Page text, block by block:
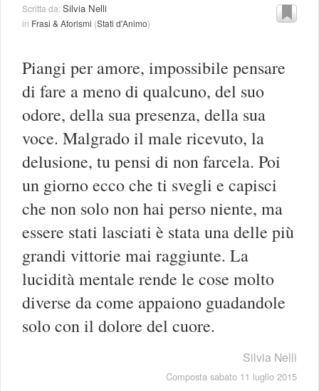
Scritta da:Silvia Nelli
in Frasi & Aforismi (Stati d'Animo)
Piangi per amore, impossibile pensare
di fare a meno di qualcuno, del suo
odore, della sua presenza, della sua
voce. Malgrado il male ricevuto, la
delusione, tu pensi di non farcela. Poi
un giorno ecco che ti svegli e capisci
che non solo non hai perso niente, ma
essere stati lasciati è stata una delle più
grandi vittorie mai raggiunte. La
lucidità mentale rende le cose molto
diverse da come appaiono guadandole
solo con il dolore del cuore.
Silvia Nelli
Composta sabato 11 luglio 2015